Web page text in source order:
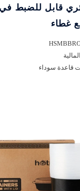
قابل للضبط في
غطاء
قاعدة سوداء